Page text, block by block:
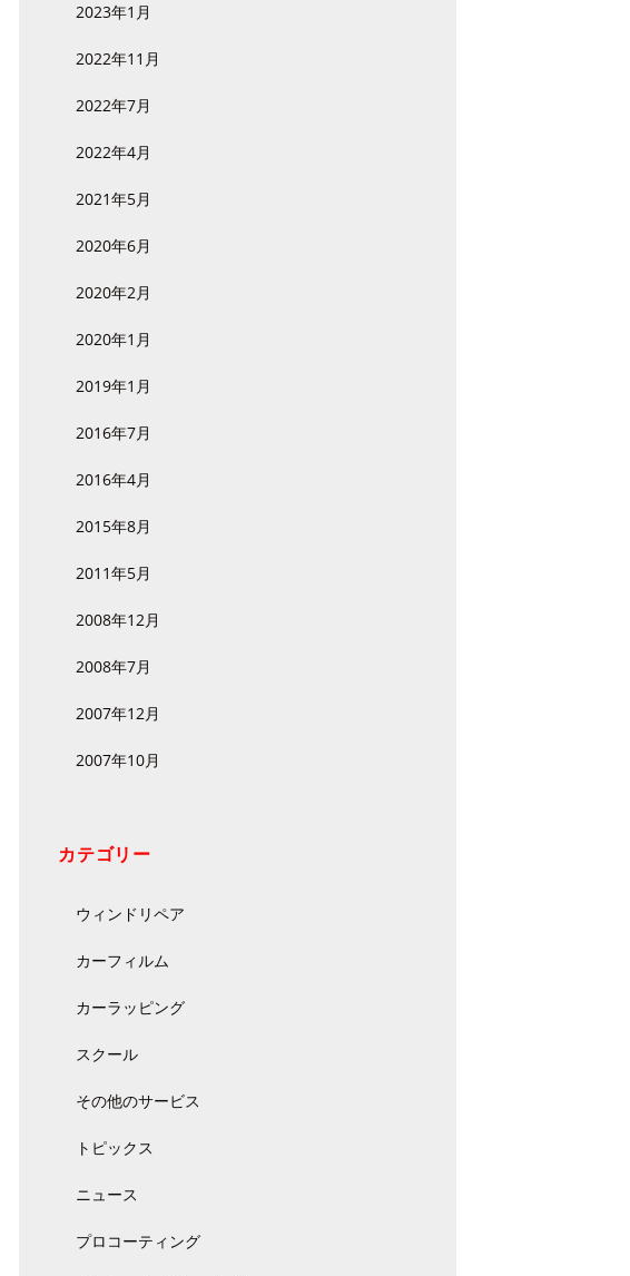
2023年1月
2022年11月
2022年7月
2022年4月
2021年5月
2020年6月
2020年2月
2020年1月
2019年1月
2016年7月
2016年4月
2015年8月
2011年5月
2008年12月
2008年7月
2007年12月
2007年10月
カテゴリー
ウィンドリペア
カーフィルム
カーラッピング
スクール
その他のサービス
トピックス
ニュース
プロコーティング